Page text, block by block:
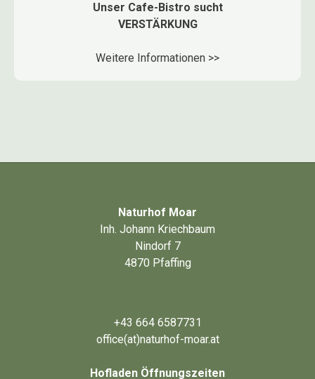
Unser Cafe-Bistro sucht
VERSTÄRKUNG
Weitere Informationen >>
Naturhof Moar
Inh. Johann Kriechbaum
Nindorf 7
4870 Pfaffing
+43 664 6587731
office(at)naturhof-moar.at
Hofladen Öffnungszeiten